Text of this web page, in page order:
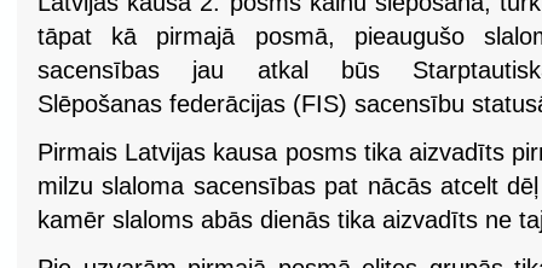
tāpat kā pirmajā posmā, pieaugušo
sacensības jau atkal būs
Slēpošanas federācijas (FIS) sacensību
Pirmais Latvijas kausa posms tika aizvadīts
milzu slaloma sacensības pat nācās atcelt
kamēr slaloms abās dienās tika aizvadīts ne